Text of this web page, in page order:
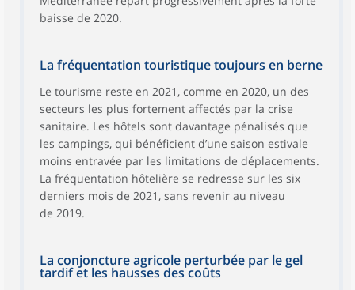
baisse de 2020.
La fréquentation touristique toujours en berne
Le tourisme reste en 2021, comme en 2020, un des
secteurs les plus fortement affectés par la crise
sanitaire. Les hôtels sont davantage pénalisés que
les campings, qui bénéficient d’une saison estivale
moins entravée par les limitations de déplacements.
La fréquentation hôtelière se redresse sur les six
derniers mois de 2021, sans revenir au niveau
de 2019.
La conjoncture agricole perturbée par le gel
tardif et les hausses des coûts